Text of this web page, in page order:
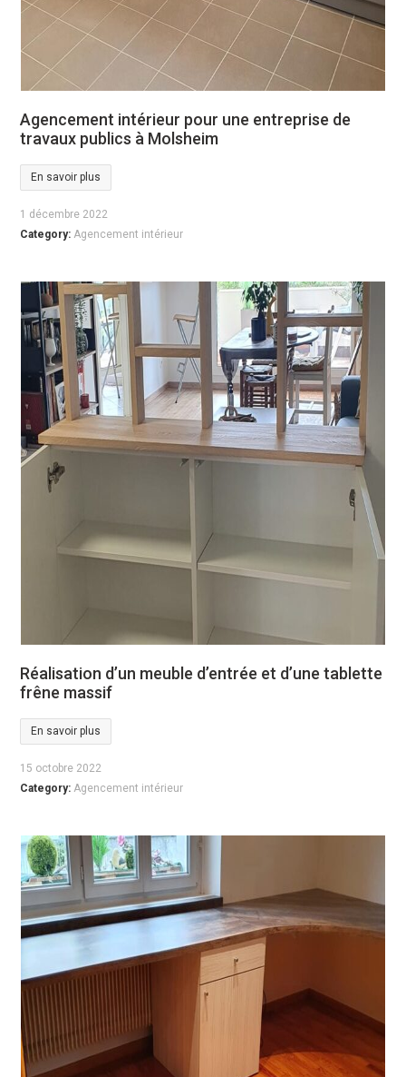
Agencement intérieur pour une entreprise de
travaux publics à Molsheim
En savoir plus
1 décembre 2022
Category: Agencement intérieur
Réalisation d’un meuble d’entrée et d’une tablette
frêne massif
En savoir plus
15 octobre 2022
Category: Agencement intérieur